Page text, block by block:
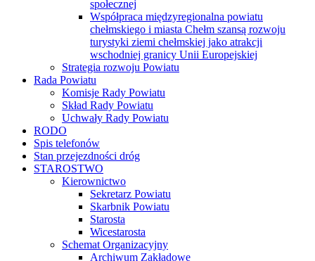
z przeciwdziałaniem skutkom rozprzestrzeniania
się pandemii COVID-19 w domach pomocy
społecznej
Współpraca międzyregionalna powiatu
chełmskiego i miasta Chełm szansą rozwoju
turystyki ziemi chełmskiej jako atrakcji
wschodniej granicy Unii Europejskiej
Strategia rozwoju Powiatu
Rada Powiatu
Komisje Rady Powiatu
Skład Rady Powiatu
Uchwały Rady Powiatu
RODO
Spis telefonów
Stan przejezdności dróg
STAROSTWO
Kierownictwo
Sekretarz Powiatu
Skarbnik Powiatu
Starosta
Wicestarosta